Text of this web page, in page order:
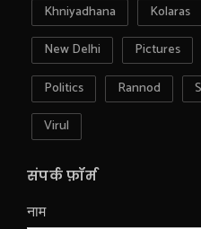
Khniyadhana
Kolaras
New Delhi
Pictures
Politics
Rannod
Virul
संपर्क फ़ॉर्म
नाम